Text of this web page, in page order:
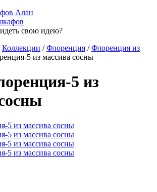
Коллекции / Флоренция / Флоренция из
5 из массива сосны
5 из